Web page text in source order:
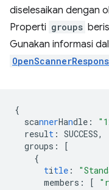
diselesaikan dengan
Properti groups
Gunakan informasi
{
scannerHandle :
result : SUCCESS,
groups :
[
{
title :
members : [